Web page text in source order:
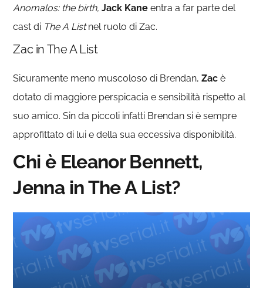
Anomalos: the birth,Jack Kaneentra a far parte del
cast di The A Listnel ruolo di Zac.
Zac in The A List
Sicuramente meno muscoloso di Brendan,Zacè
dotato di maggiore perspicacia e sensibilità rispetto al
suo amico. Sin da piccoli infatti Brendan si è sempre
approfittato di lui e della sua eccessiva disponibilità.
Chi è Eleanor Bennett,
Jenna in The A List?